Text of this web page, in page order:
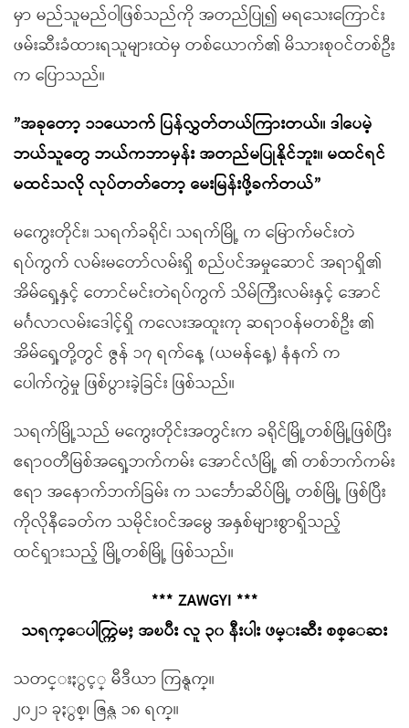
မှာ မည်သူမည်ဝါဖြစ်သည်ကို အတည်ပြု၍ မရသေးကြောင်း
ဖမ်းဆီးခံထားရသူများထဲမှ တစ်ယောက်၏ မိသားစုဝင်တစ်ဦး
က ပြောသည်။
”အခုတော့ ၁၁ယောက် ပြန်လွှတ်တယ်ကြားတယ်။ ဒါပေမဲ့
ဘယ်သူတွေ ဘယ်ကဘာမှန်း အတည်မပြုနိုင်ဘူး။ မထင်ရင်
မထင်သလို လုပ်တတ်တော့ မေးမြန်းဖို့ခက်တယ်”
မကွေးတိုင်း၊ သရက်ခရိုင်၊ သရက်မြို့ က မြောက်မင်းတဲ
ရပ်ကွက် လမ်းမတော်လမ်းရှိ စည်ပင်အမှုဆောင် အရာရှိ၏
အိမ်ရှေ့နှင့် တောင်မင်းတဲရပ်ကွက် သိမ်ကြီးလမ်းနှင့် အောင်
မင်္ဂလာလမ်းဒေါင့်ရှိ ကလေးအထူးကု ဆရာဝန်မတစ်ဦး ၏
အိမ်ရှေ့တို့တွင် ဇွန် ၁၇ ရက်နေ့ (ယမန်နေ့) နံနက် က
ပေါက်ကွဲမှု ဖြစ်ပွားခဲ့ခြင်း ဖြစ်သည်။
သရက်မြို့သည် မကွေးတိုင်းအတွင်းက ခရိုင်မြို့တစ်မြို့ဖြစ်ပြီး
ဧရာဝတီမြစ်အရှေ့ဘက်ကမ်း အောင်လံမြို့ ၏ တစ်ဘက်ကမ်း
ဧရာ အနောက်ဘက်ခြမ်း က သင်္ဘောဆိပ်မြို့ တစ်မြို့ ဖြစ်ပြီး
ကိုလိုနီခေတ်က သမိုင်းဝင်အမွေ အနှစ်များစွာရှိသည့်
ထင်ရှားသည့် မြို့တစ်မြို့ ဖြစ်သည်။
*** ZAWGYI ***
သရက္ေပါက္ကြဲမႈ အၿပီး လူ ၃၀ နီးပါး ဖမ္းဆီး စစ္ေဆး
သတင္းႏွင့္ မီဒီယာ ကြန္ရက္။
၂၀၂၁ ခုႏွစ္၊ ဇြန္လ ၁၈ ရက္။